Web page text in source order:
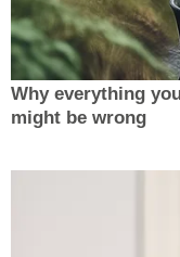
Why everything
might be wrong